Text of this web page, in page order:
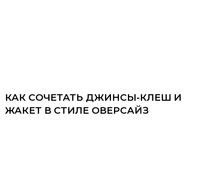
КАК СОЧЕТАТЬ ДЖИНСЫ-КЛЕШ И
ЖАКЕТ В СТИЛЕ ОВЕРСАЙЗ